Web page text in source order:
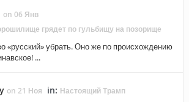
on 06 Янв
грядет по гульбищу на позорище
«русский» убрать. Оно же по происхождению
...
on 21 Ноя in: Настоящий Трамп